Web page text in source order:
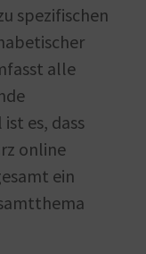
spezifischen
alle
es, dass
online
ein